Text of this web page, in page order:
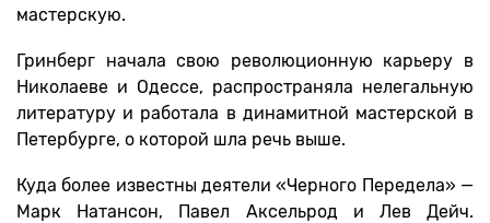
мастерскую.
Гринберг начала свою революционную карьеру в
Николаеве и Одессе, распространяла нелегальную
литературу и работала в динамитной мастерской в
Петербурге, о которой шла речь выше.
Куда более известны деятели «Черного Передела» —
Марк Натансон, Павел Аксельрод и Лев Дейч.